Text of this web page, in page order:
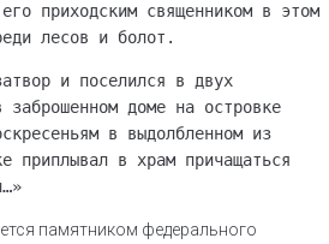
приходским священником в этом
лесов и болот.
и поселился в двух
доме на островке
в выдолбленном из
приплывал в храм причащаться
памятником федерального